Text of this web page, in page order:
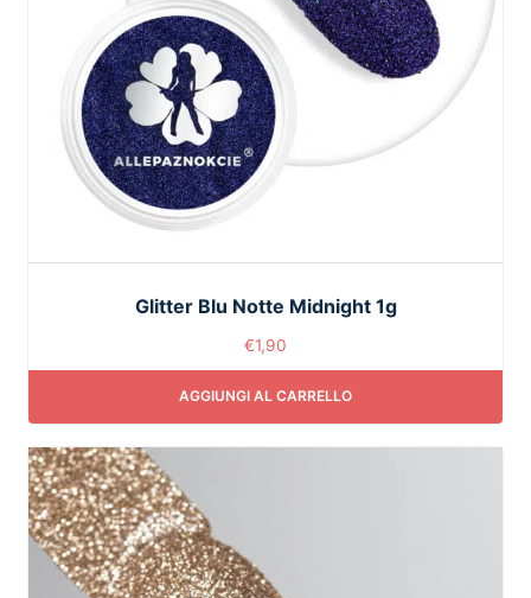
Glitter Blu Notte Midnight 1g
€1,90
AGGIUNGI AL CARRELLO